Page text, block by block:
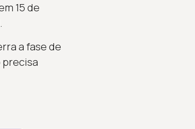
15 de
a fase de
precisa